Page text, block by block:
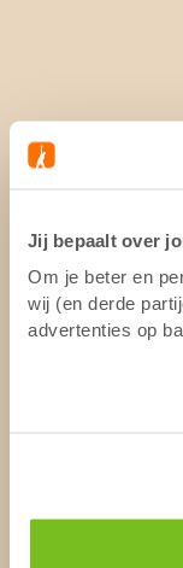
Jij bepaalt over
Om je beter en
wij (en derde
advertenties op